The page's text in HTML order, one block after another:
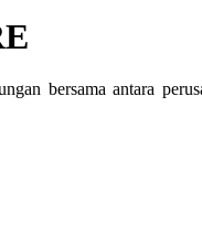
bersama antara